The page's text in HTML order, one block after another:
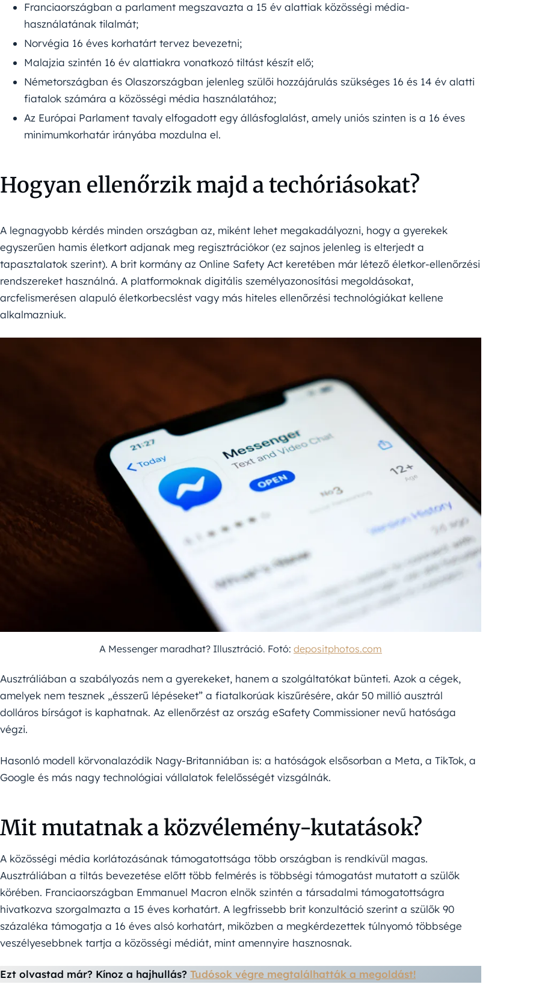
Franciaországban a parlament megszavazta a 15 év alattiak közösségi média-
használatának tilalmát;
Norvégia 16 éves korhatárt tervez bevezetni;
Malajzia szintén 16 év alattiakra vonatkozó tiltást készít elő;
Németországban és Olaszországban jelenleg szülői hozzájárulás szükséges 16 és 14 év alatti
fiatalok számára a közösségi média használatához;
Az Európai Parlament tavaly elfogadott egy állásfoglalást, amely uniós szinten is a 16 éves
minimumkorhatár irányába mozdulna el.
Hogyan ellenőrzik majd a techóriásokat?
A legnagyobb kérdés minden országban az, miként lehet megakadályozni, hogy a gyerekek
egyszerűen hamis életkort adjanak meg regisztrációkor (ez sajnos jelenleg is elterjedt a
tapasztalatok szerint). A brit kormány az Online Safety Act keretében már létező életkor-ellenőrzési
rendszereket használná. A platformoknak digitális személyazonosítási megoldásokat,
arcfelismerésen alapuló életkorbecslést vagy más hiteles ellenőrzési technológiákat kellene
alkalmazniuk.
A Messenger maradhat? Illusztráció. Fotó: depositphotos.com
Ausztráliában a szabályozás nem a gyerekeket, hanem a szolgáltatókat bünteti. Azok a cégek,
amelyek nem tesznek „ésszerű lépéseket” a fiatalkorúak kiszűrésére, akár 50 millió ausztrál
dolláros bírságot is kaphatnak. Az ellenőrzést az ország eSafety Commissioner nevű hatósága
végzi.
Hasonló modell körvonalazódik Nagy-Britanniában is: a hatóságok elsősorban a Meta, a TikTok, a
Google és más nagy technológiai vállalatok felelősségét vizsgálnák.
Mit mutatnak a közvélemény-kutatások?
A közösségi média korlátozásának támogatottsága több országban is rendkívül magas.
Ausztráliában a tiltás bevezetése előtt több felmérés is többségi támogatást mutatott a szülők
körében. Franciaországban Emmanuel Macron elnök szintén a társadalmi támogatottságra
hivatkozva szorgalmazta a 15 éves korhatárt. A legfrissebb brit konzultáció szerint a szülők 90
százaléka támogatja a 16 éves alsó korhatárt, miközben a megkérdezettek túlnyomó többsége
veszélyesebbnek tartja a közösségi médiát, mint amennyire hasznosnak.
Ezt olvastad már? Kínoz a hajhullás? Tudósok végre megtalálhatták a megoldást!